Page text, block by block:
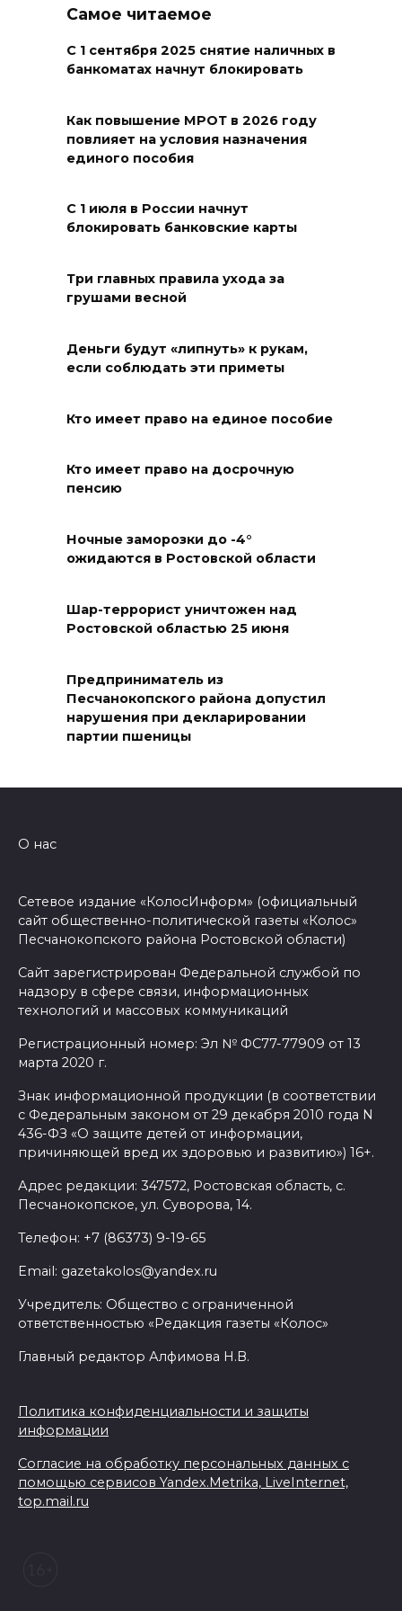
07 августа 2026 18:30
Судьба аварийного особняка
в донской столице
«Метеор» «Андрей Байков»
Меры поддержки после ЧС
избирательного процесса в
07 августа 2026 17:14
В Ростове доходный дом
Емельяновых на Большой
специалисты
07 августа 2026 17:03
Бетон и влага: эксперт ЮФУ
объяснил, почему
переносить жару
07 августа 2026 16:30
ремонтируют 2,85 км дороги к
трем хуторам по нацпроекту
Через 23 года Ростов может
под 2 млн человек
В Ростове на озере Лесном
утонул 43-летний мужчина
07 августа 2026 15:06
В Ростовской области из-за
федеральных трасс поливают
водой
женщине с ребенком на
трассе М-4 «Дон»
07 августа 2026 14:33
В Батайске в заброшенном
Самое читаемое
С 1 сентября 2025 снятие наличных в
банкоматах начнут блокировать
Как повышение МРОТ в 2026 году
повлияет на условия назначения
единого пособия
С 1 июля в России начнут
блокировать банковские карты
Три главных правила ухода за
грушами весной
Деньги будут «липнуть» к рукам,
если соблюдать эти приметы
Кто имеет право на единое пособие
Кто имеет право на досрочную
пенсию
Ночные заморозки до -4°
ожидаются в Ростовской области
Шар-террорист уничтожен над
Ростовской областью 25 июня
Предприниматель из
Песчанокопского района допустил
нарушения при декларировании
партии пшеницы
О нас
Сетевое издание «КолосИнформ» (официальный
сайт общественно-политической газеты «Колос»
Песчанокопского района Ростовской области)
Сайт зарегистрирован Федеральной службой по
надзору в сфере связи, информационных
технологий и массовых коммуникаций
Регистрационный номер: Эл № ФС77-77909 от 13
марта 2020 г.
Знак информационной продукции (в соответствии
с Федеральным законом от 29 декабря 2010 года N
436-ФЗ «О защите детей от информации,
причиняющей вред их здоровью и развитию») 16+.
Адрес редакции: 347572, Ростовская область, с.
Песчанокопское, ул. Суворова, 14.
Телефон: +7 (86373) 9-19-65
Email: gazetakolos@yandex.ru
Учредитель: Общество с ограниченной
ответственностью «Редакция газеты «Колос»
Главный редактор Алфимова Н.В.
Политика конфиденциальности и защиты
информации
Согласие на обработку персональных данных с
помощью сервисов Yandex.Metrika, LiveInternet,
top.mail.ru